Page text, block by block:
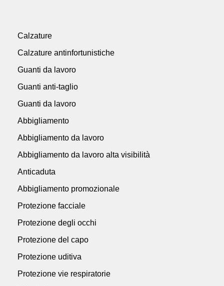
Calzature
Calzature antinfortunistiche
Guanti da lavoro
Guanti anti-taglio
Guanti da lavoro
Abbigliamento
Abbigliamento da lavoro
Abbigliamento da lavoro alta visibilità
Anticaduta
Abbigliamento promozionale
Protezione facciale
Protezione degli occhi
Protezione del capo
Protezione uditiva
Protezione vie respiratorie